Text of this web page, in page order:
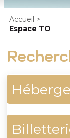
Accueil >
Espace TO